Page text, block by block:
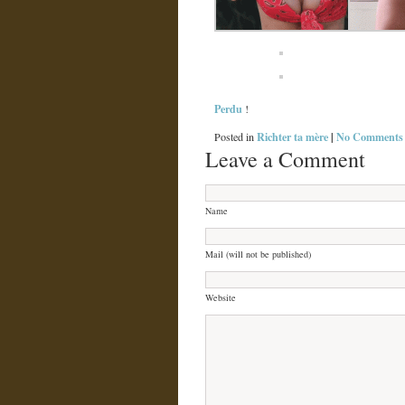
Perdu !
Posted inRichter ta mère| No
Leave a Comment
Name
Mail (will not be published)
Website